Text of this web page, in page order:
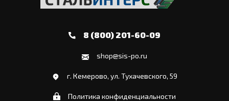
8 (800) 201-60-09
shop@sis-po.ru
г. Кемерово, ул. Тухачевского, 59
Политика конфиденциальности